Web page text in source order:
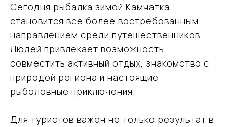
Сегодня рыбалка зимой Камчатка
становится все более востребованным
направлением среди путешественников.
Людей привлекает возможность
совместить активный отдых, знакомство с
природой региона и настоящие
рыболовные приключения.
Для туристов важен не только результат в